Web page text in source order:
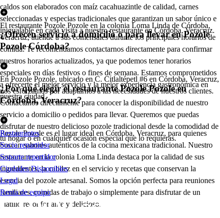
caldos son elaborados con maíz cacahuazintle de calidad, carnes
seleccionadas y especias tradicionales que garantizan un sabor único e
inigualable en cada visita a nuestro restaurante en Córdoba, Veracruz.
El restaurante Pozole Pozole en la colonia Loma Linda de Córdoba,
Veracruz, atiende a sus comensales durante los principales horarios de
comida. Te recomendamos contactarnos directamente para confirmar
nuestros horarios actualizados, ya que podemos tener horarios
especiales en días festivos o fines de semana. Estamos comprometidos
a ofrecerte el mejor servicio y la mejor experiencia gastronómica en
nuestra ciudad.
¿Ofrecen servicio a domicilio o para llevar en Pozole
Pozole Córdoba?
En Pozole Pozole, ubicado en C. Citlaltépetl #6 en Córdoba, Veracruz,
nos esforzamos por adaptarnos a las necesidades de nuestros clientes.
Contáctanos directamente para conocer la disponibilidad de nuestro
servicio a domicilio o pedidos para llevar. Queremos que puedas
disfrutar de nuestro delicioso pozole tradicional desde la comodidad de
tu hogar o en cualquier ocasión especial que lo requieras.
¿Por qué elegir el restaurante Pozole Pozole en
Córdoba, Veracruz?
Pozole Pozole es el lugar ideal en Córdoba, Veracruz, para quienes
buscan sabores auténticos de la cocina mexicana tradicional. Nuestro
restaurante en la colonia Loma Linda destaca por la calidad de sus
ingredientes, la calidez en el servicio y recetas que conservan la
esencia del pozole artesanal. Somos la opción perfecta para reuniones
familiares, comidas de trabajo o simplemente para disfrutar de un
platillo reconfortante y delicioso.
Restaurantes
Socio repartidor
Soporte repartidor
Ciudades Disponibles
Legal
Renta de equipo